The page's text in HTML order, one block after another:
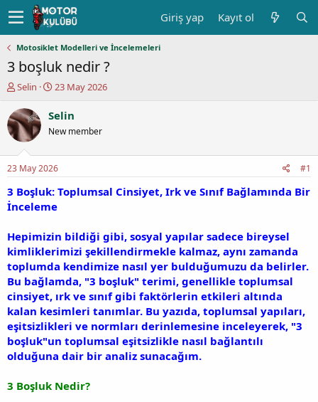
Giriş yap Kayıt ol
Motosiklet Modelleri ve İncelemeleri
3 boşluk nedir ?
K
n
u
y
b
a
ş
a
a
n
Selin
B
ş
a
g
ı
ç
a
i
h
i
23 May 2026
Selin
New member
23 May 2026 #1
3 Boşluk: Toplumsal Cinsiyet, Irk ve Sınıf Bağlamında Bir
İnceleme
Hepimizin bildiği gibi, sosyal yapılar sadece bireysel
kimliklerimizi şekillendirmekle kalmaz, aynı zamanda
toplumda kendimize nasıl yer bulduğumuzu da belirler.
Bu bağlamda, "3 boşluk" terimi, genellikle toplumsal
cinsiyet, ırk ve sınıf gibi faktörlerin etkileri altında
kalan kesimleri tanımlar. Bu yazıda, toplumsal yapıları,
eşitsizlikleri ve normları derinlemesine inceleyerek, "3
boşluk"un toplumsal eşitsizlikle nasıl bağlantılı
olduğuna dair bir analiz sunacağım.
3 Boşluk Nedir?